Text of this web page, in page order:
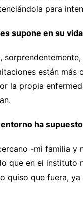
para
supone en su
están
la propia
ha
-mi familia y
que en el
quiso que fuera,